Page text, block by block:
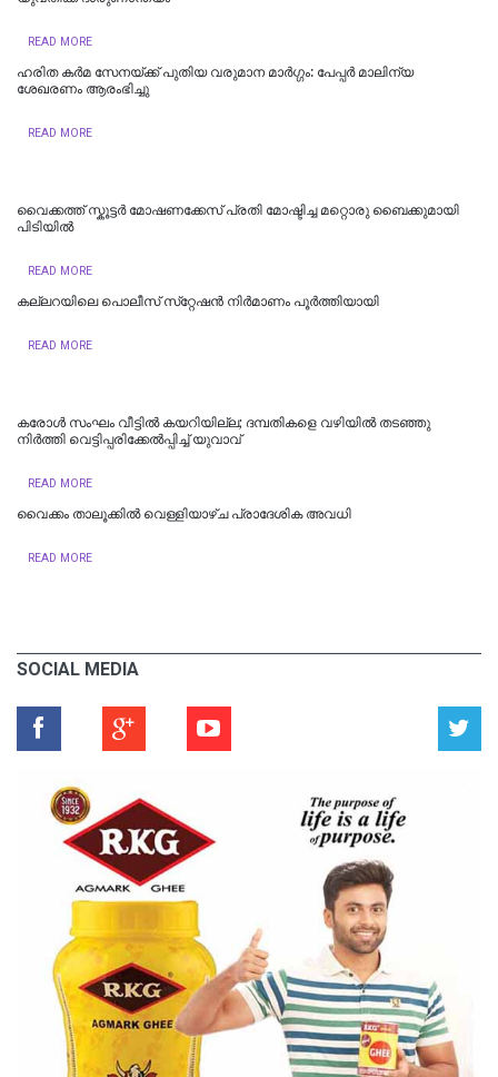
READ MORE
ഹരിത കർമ സേനയ്ക്ക് പുതിയ വരുമാന മാർഗ്ഗം: പേപ്പർ മാലിന്യ
ശേഖരണം ആരംഭിച്ചു
READ MORE
വൈക്കത്ത് സ്കൂട്ടർ മോഷണക്കേസ് പ്രതി മോഷ്ടിച്ച മറ്റൊരു ബൈക്കുമായി
പിടിയിൽ
READ MORE
കല്ലറയിലെ പൊലീസ് സ്‌റ്റേഷൻ നിർമാണം പൂർത്തിയായി
READ MORE
കരോൾ സംഘം വീട്ടിൽ കയറിയില്ല; ദമ്പതികളെ വഴിയില്‍ തടഞ്ഞു
നിര്‍ത്തി വെട്ടിപ്പരിക്കേല്‍പ്പിച്ച്‌ യുവാവ്
READ MORE
വൈക്കം താലൂക്കില്‍ വെള്ളിയാഴ്ച പ്രാദേശിക അവധി
READ MORE
SOCIAL MEDIA